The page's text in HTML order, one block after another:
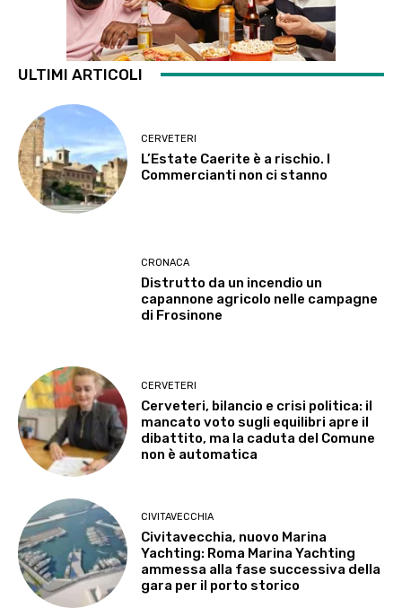
ULTIMI ARTICOLI
CERVETERI
L’Estate Caerite è a rischio. I
Commercianti non ci stanno
CRONACA
Distrutto da un incendio un
capannone agricolo nelle campagne
di Frosinone
CERVETERI
Cerveteri, bilancio e crisi politica: il
mancato voto sugli equilibri apre il
dibattito, ma la caduta del Comune
non è automatica
CIVITAVECCHIA
Civitavecchia, nuovo Marina
Yachting: Roma Marina Yachting
ammessa alla fase successiva della
gara per il porto storico